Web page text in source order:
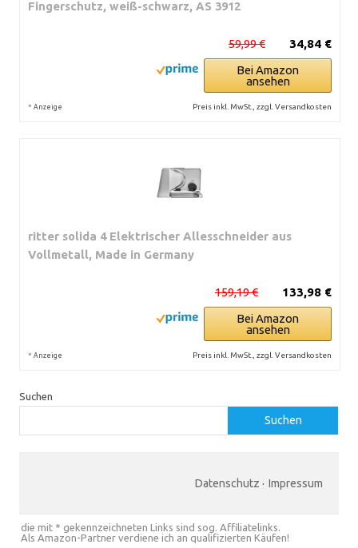
Fingerschutz, weiß-schwarz, AS 3912
34,84 €
59,99 €
Bei Amazon
ansehen
* Anzeige Preis inkl. MwSt., zzgl. Versandkosten
ritter solida 4 Elektrischer Allesschneider aus
Vollmetall, Made in Germany
133,98 €
159,19 €
Bei Amazon
ansehen
* Anzeige Preis inkl. MwSt., zzgl. Versandkosten
Suchen
Suchen
Datenschutz · Impressum
die mit * gekennzeichneten Links sind sog. Affiliatelinks.
Als Amazon-Partner verdiene ich an qualifizierten Käufen!